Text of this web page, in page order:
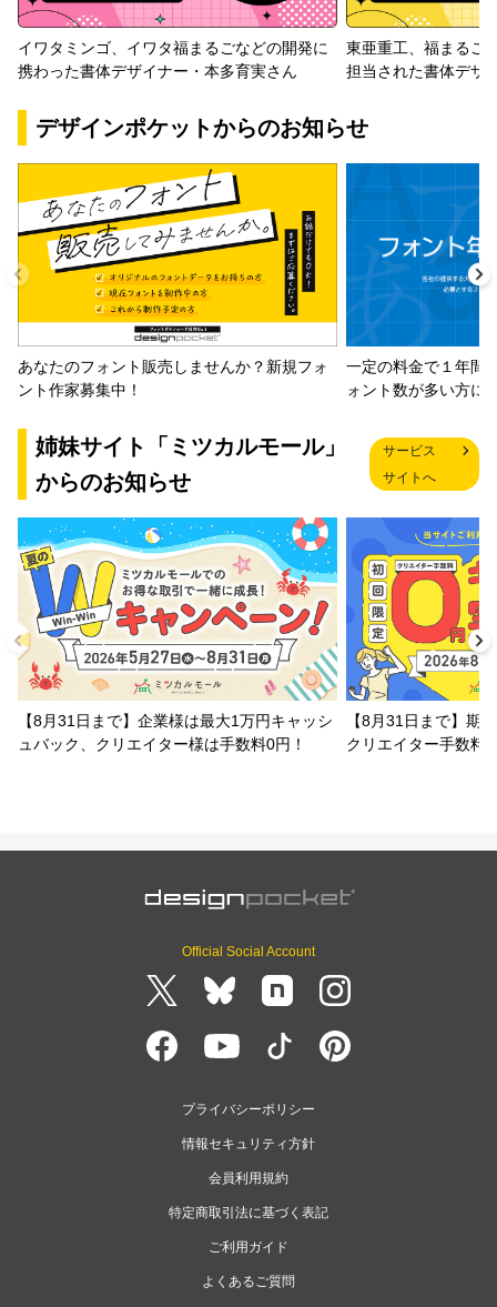
イワタミンゴ、イワタ福まるごなどの開発に
携わった書体デザイナー・本多育実さん
東亜重工、福まるご
担当された書体デザ
デザインポケットからのお知らせ
あなたのフォント販売しませんか？新規フォ
ント作家募集中！
一定の料金で１年間
ォント数が多い方に
姉妹サイト「ミツカルモール」
からのお知らせ
サービス
サイトへ
【8月31日まで】企業様は最大1万円キャッシ
ュバック、クリエイター様は手数料0円！
【8月31日まで】期
クリエイター手数料
Official Social Account
プライバシーポリシー
情報セキュリティ方針
会員利用規約
特定商取引法に基づく表記
ご利用ガイド
よくあるご質問